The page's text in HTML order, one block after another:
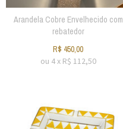
Arandela Cobre Envelhecido com
rebatedor
R$ 450,00
ou 4x R$ 112,50